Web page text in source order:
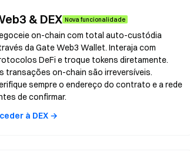
& DEX Nova funcionalidade
on-chain com total auto-custódia
da Gate Web3 Wallet. Interaja com
DeFi e troque tokens diretamente.
transações on-chain são irreversíveis.
sempre o endereço do contrato e a rede
de confirmar.
à DEX →